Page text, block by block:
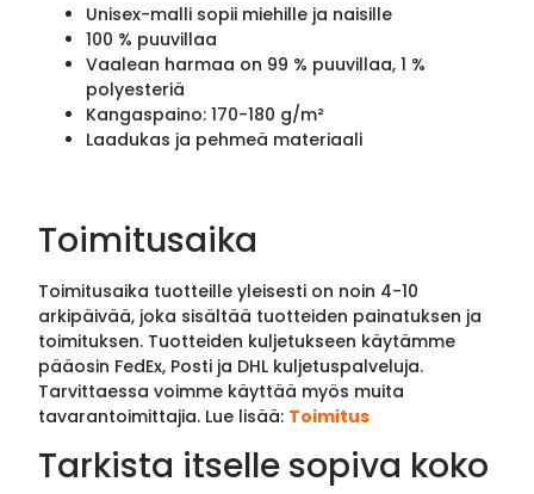
Unisex-malli sopii miehille ja naisille
100 % puuvillaa
Vaalean harmaa on 99 % puuvillaa, 1 %
polyesteriä
Kangaspaino: 170-180 g/m²
Laadukas ja pehmeä materiaali
Toimitusaika
Toimitusaika tuotteille yleisesti on noin 4-10
arkipäivää, joka sisältää tuotteiden painatuksen ja
toimituksen. Tuotteiden kuljetukseen käytämme
pääosin FedEx, Posti ja DHL kuljetuspalveluja.
Tarvittaessa voimme käyttää myös muita
tavarantoimittajia. Lue lisää: Toimitus
Tarkista itselle sopiva koko